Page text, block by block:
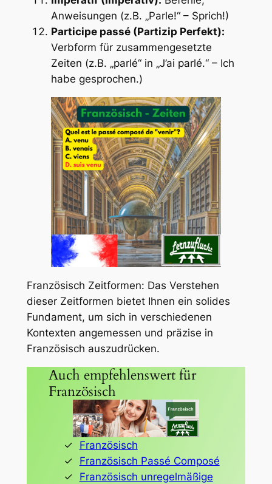
Anweisungen (z.B. „Parle!“ – Sprich!)
Participe passé (Partizip Perfekt):
Verbform für zusammengesetzte
Zeiten (z.B. „parlé“ in „J’ai parlé.“ – Ich
habe gesprochen.)
Französisch Zeitformen: Das Verstehen
dieser Zeitformen bietet Ihnen ein solides
Fundament, um sich in verschiedenen
Kontexten angemessen und präzise in
Französisch auszudrücken.
Auch empfehlenswert für
Französisch
Französisch
Französisch Passé Composé
Französisch unregelmäßige